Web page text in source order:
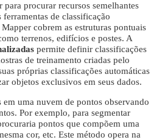
procurar recursos semelhantes
de classificação
cobrem as estruturas pontuais
terrenos, edifícios e postes. A
permite definir classificações
de treinamento criadas pelo
próprias classificações automáticas
objetos exclusivos em seus dados.
em uma nuvem de pontos observando
Por exemplo, para segmentar
pontos que compõem uma
cor, etc. Este método opera na